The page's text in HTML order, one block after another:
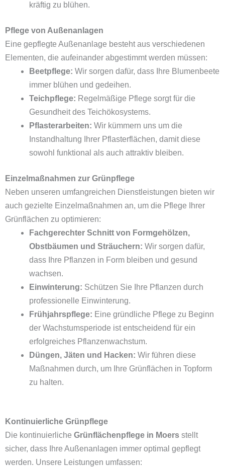
kräftig zu blühen.
Pflege von Außenanlagen
Eine gepflegte Außenanlage besteht aus verschiedenen
Elementen, die aufeinander abgestimmt werden müssen:
Beetpflege: Wir sorgen dafür, dass Ihre Blumenbeete
immer blühen und gedeihen.
Teichpflege: Regelmäßige Pflege sorgt für die
Gesundheit des Teichökosystems.
Pflasterarbeiten: Wir kümmern uns um die
Instandhaltung Ihrer Pflasterflächen, damit diese
sowohl funktional als auch attraktiv bleiben.
Einzelmaßnahmen zur Grünpflege
Neben unseren umfangreichen Dienstleistungen bieten wir
auch gezielte Einzelmaßnahmen an, um die Pflege Ihrer
Grünflächen zu optimieren:
Fachgerechter Schnitt von Formgehölzen,
Obstbäumen und Sträuchern: Wir sorgen dafür,
dass Ihre Pflanzen in Form bleiben und gesund
wachsen.
Einwinterung: Schützen Sie Ihre Pflanzen durch
professionelle Einwinterung.
Frühjahrspflege: Eine gründliche Pflege zu Beginn
der Wachstumsperiode ist entscheidend für ein
erfolgreiches Pflanzenwachstum.
Düngen, Jäten und Hacken: Wir führen diese
Maßnahmen durch, um Ihre Grünflächen in Topform
zu halten.
Kontinuierliche Grünpflege
Die kontinuierliche Grünflächenpflege in Moers stellt
sicher, dass Ihre Außenanlagen immer optimal gepflegt
werden. Unsere Leistungen umfassen: